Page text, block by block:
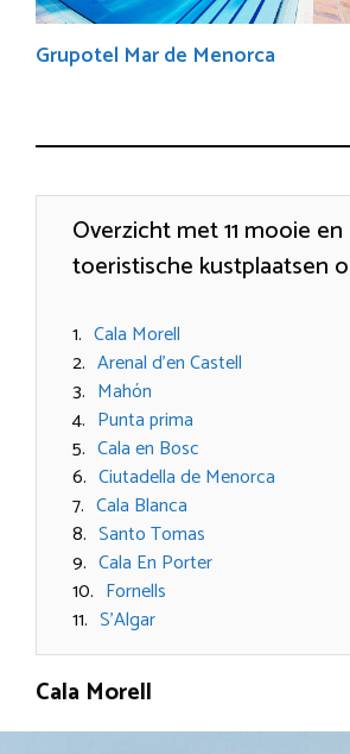
Grupotel Mar de Menorca
Overzicht met 11 mooie en
toeristische kustplaatsen
Cala Morell
Arenal d’en Castell
Mahón
Punta prima
Cala en Bosc
Ciutadella de Menorca
Cala Blanca
Santo Tomas
Cala En Porter
Fornells
S’Algar
Cala Morell